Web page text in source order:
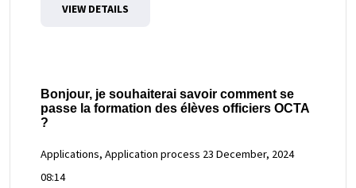
VIEW DETAILS
Bonjour, je souhaiterai savoir comment se
passe la formation des élèves officiers OCTA
?
Applications, Application process 23 December, 2024
08:14